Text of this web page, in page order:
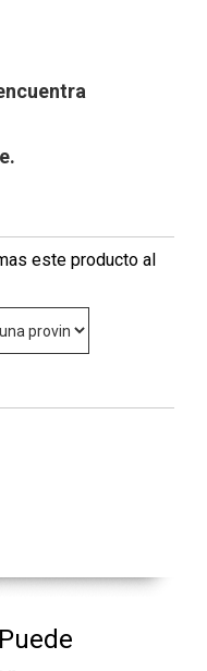
este producto al